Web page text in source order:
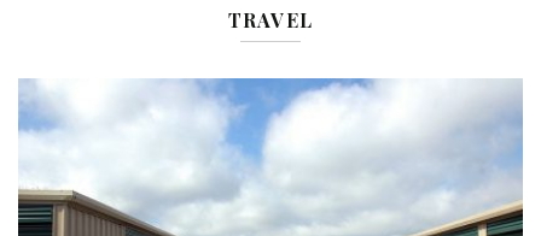
TRAVEL